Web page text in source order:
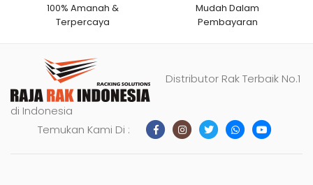
100% Amanah &
Terpercaya
Mudah Dalam
Pembayaran
Distributor Rak Terbaik No.1
di Indonesia
Temukan Kami Di :